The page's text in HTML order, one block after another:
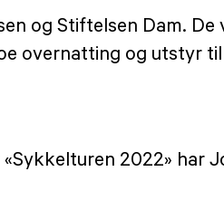
og Stiftelsen Dam. De
overnatting og utstyr
2022» har